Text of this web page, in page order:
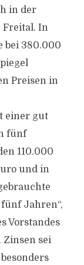
in der
Freital. In
bei 380.000
Preisen in
einer gut
fünf
110.000
und in
Jahren“,
Vorstandes
Zinsen sei